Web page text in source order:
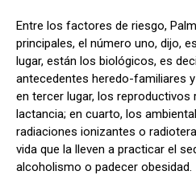
Entre los factores de riesgo,
principales, el número uno, dijo,
lugar, están los biológicos, es
antecedentes heredo-familiares
en tercer lugar, los reproductivos
lactancia; en cuarto, los
radiaciones ionizantes o
vida que la lleven a practicar el
alcoholismo o padecer obesidad.